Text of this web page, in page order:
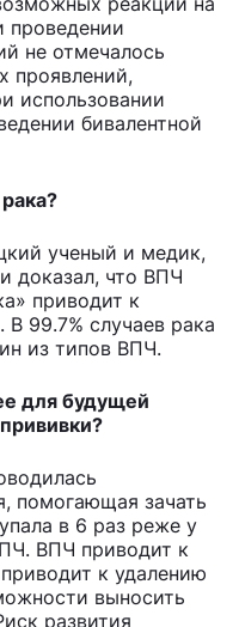
проведении
не отмечалось
проявлений,
использовании
бивалентной
ученый и медик,
доказал, что ВПЧ
приводит к
99.7% случаев рака
из типов ВПЧ.
для будущей
помогающая зачать
в 6 раз реже у
ВПЧ приводит к
к удалению
выносить
развития